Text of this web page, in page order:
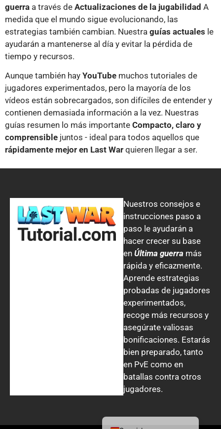
guerra a través de Actualizaciones de la jugabilidad A
medida que el mundo sigue evolucionando, las
estrategias también cambian. Nuestra guías actuales le
ayudarán a mantenerse al día y evitar la pérdida de
tiempo y recursos.
Aunque también hay YouTube muchos tutoriales de
jugadores experimentados, pero la mayoría de los
vídeos están sobrecargados, son difíciles de entender y
contienen demasiada información a la vez. Nuestras
guías resumen lo más importante Compacto, claro y
comprensible juntos - ideal para todos aquellos que
rápidamente mejor en Last War quieren llegar a ser.
Nuestros consejos e
instrucciones paso a
paso le ayudarán a
hacer crecer su base
en Última guerra más
rápida y eficazmente.
Aprende estrategias
probadas de jugadores
experimentados,
recoge más recursos y
asegúrate valiosas
bonificaciones. Estarás
bien preparado, tanto
en PvE como en
batallas contra otros
jugadores.
English
Italian
Ukrainian
French
Turkish
Polish
Japanese
Portuguese (Brazil)
Portuguese (Portugal)
Korean
Danish
Arabic
Indonesian
Russian
Chinese (Taiwan)
Chinese (Hong Kong)
Thai
Hindi
Malay
Vietnamese